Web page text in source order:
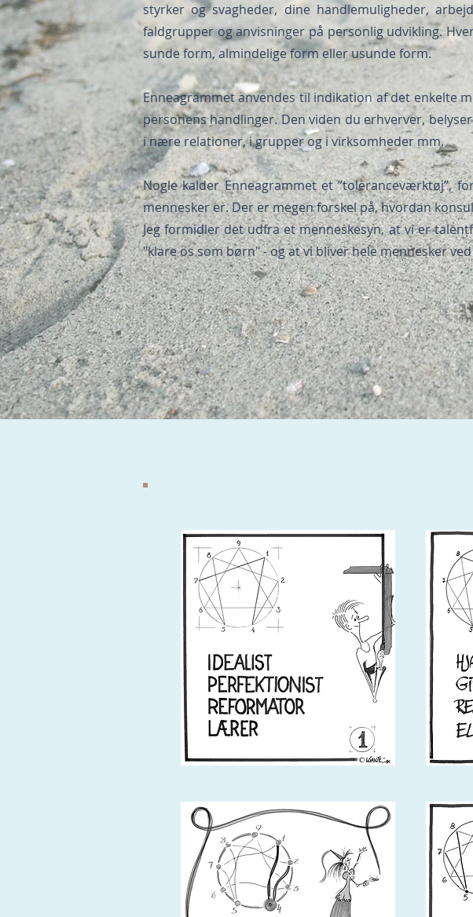
styrker og svagheder, dine handlemuligheder,
faldgrupper og anvisninger på personlig udvikling.
sunde form, almindelige form eller usunde form.
Enneagrammet anvendes til indikation af det enkelte
personens handlinger. Den viden du erhverver,
i nære relationer, i grupper og i virksomheder mm.
Nogle kalder Enneagrammet et ”toleranceværktøj”,
mennesker er. Der er megen forskel på, hvordan
Jeg formidler det udfra et menneskesyn, at vi er
"klare os som børn" - og at vi bliver hele mennesker